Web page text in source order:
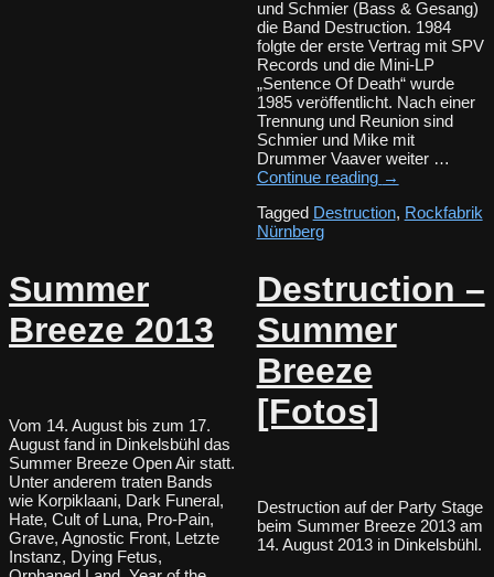
und Schmier (Bass & Gesang)
die Band Destruction. 1984
folgte der erste Vertrag mit SPV
Records und die Mini-LP
„Sentence Of Death“ wurde
1985 veröffentlicht. Nach einer
Trennung und Reunion sind
Schmier und Mike mit
Drummer Vaaver weiter …
Continue reading →
Tagged Destruction, Rockfabrik
Nürnberg
Summer
Breeze 2013
Vom 14. August bis zum 17.
August fand in Dinkelsbühl das
Summer Breeze Open Air statt.
Unter anderem traten Bands
wie Korpiklaani, Dark Funeral,
Hate, Cult of Luna, Pro-Pain,
Grave, Agnostic Front, Letzte
Instanz, Dying Fetus,
Destruction –
Summer
Breeze
[Fotos]
Destruction auf der Party Stage
beim Summer Breeze 2013 am
14. August 2013 in Dinkelsbühl.